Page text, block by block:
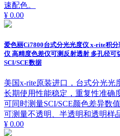
速配色。
¥ 0.00
爱色丽Ci7800台式分光光度仪 x-rite积
仪 高精度色差仪可测反射透射 多孔径可
SCI/SCE数据
美国x-rite原装进口，台式分光光
长期使用性能稳定，重复性准确
可同时测量SCI/SCE颜色差异数值
可测量不透明、半透明和透明样
¥ 0.00